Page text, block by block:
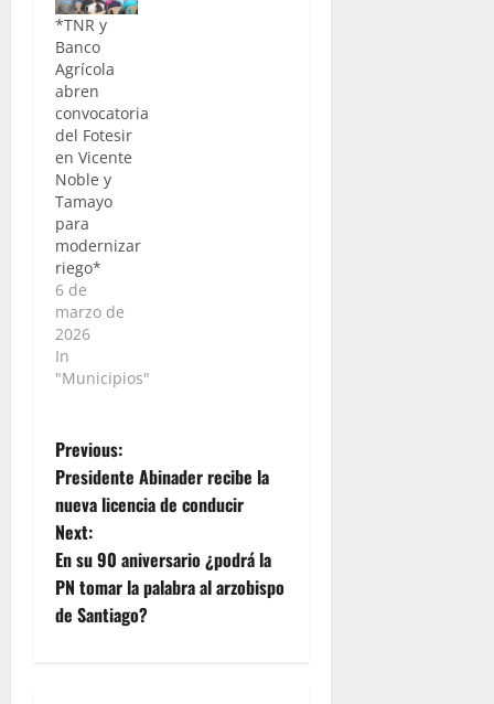
*TNR y
Banco
Agrícola
abren
convocatoria
del Fotesir
en Vicente
Noble y
Tamayo
para
modernizar
riego*
6 de
marzo de
2026
In
"Municipios"
P
o
s
t
Previous:
Presidente Abinader recibe la
nueva licencia de conducir
Next:
En su 90 aniversario ¿podrá la
PN tomar la palabra al arzobispo
de Santiago?